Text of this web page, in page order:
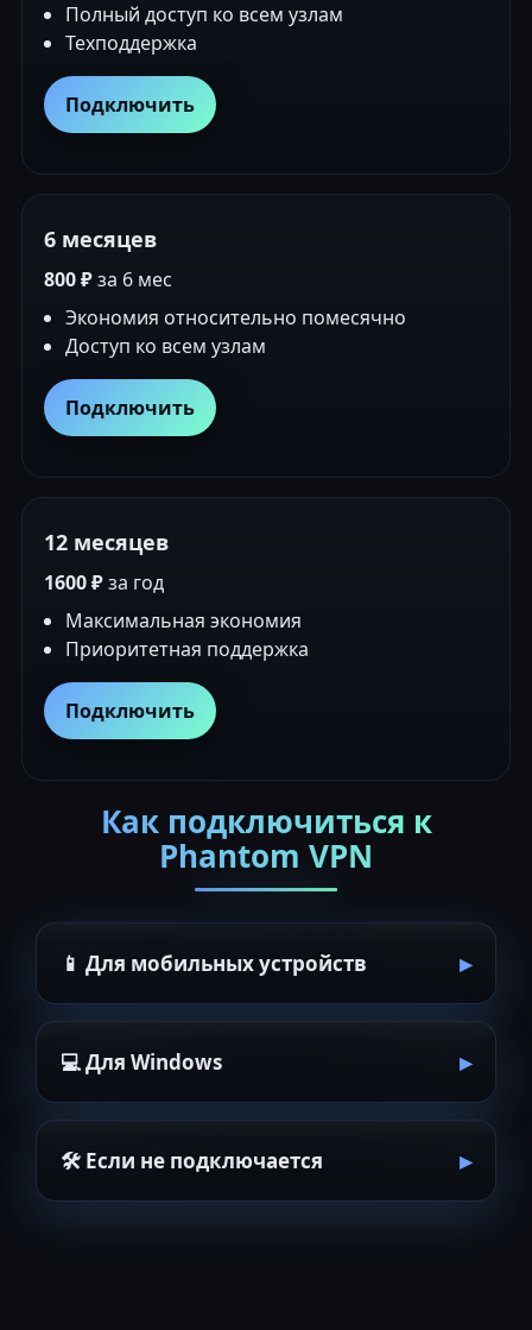
Полный доступ ко всем узлам
Техподдержка
Подключить
6 месяцев
800 ₽за 6 мес
Экономия относительно помесячно
Доступ ко всем узлам
Подключить
12 месяцев
1600 ₽за год
Максимальная экономия
Приоритетная поддержка
Подключить
Как подключиться к
Phantom VPN
📱 Для мобильных устройств
💻 Для Windows
🛠 Если не подключается